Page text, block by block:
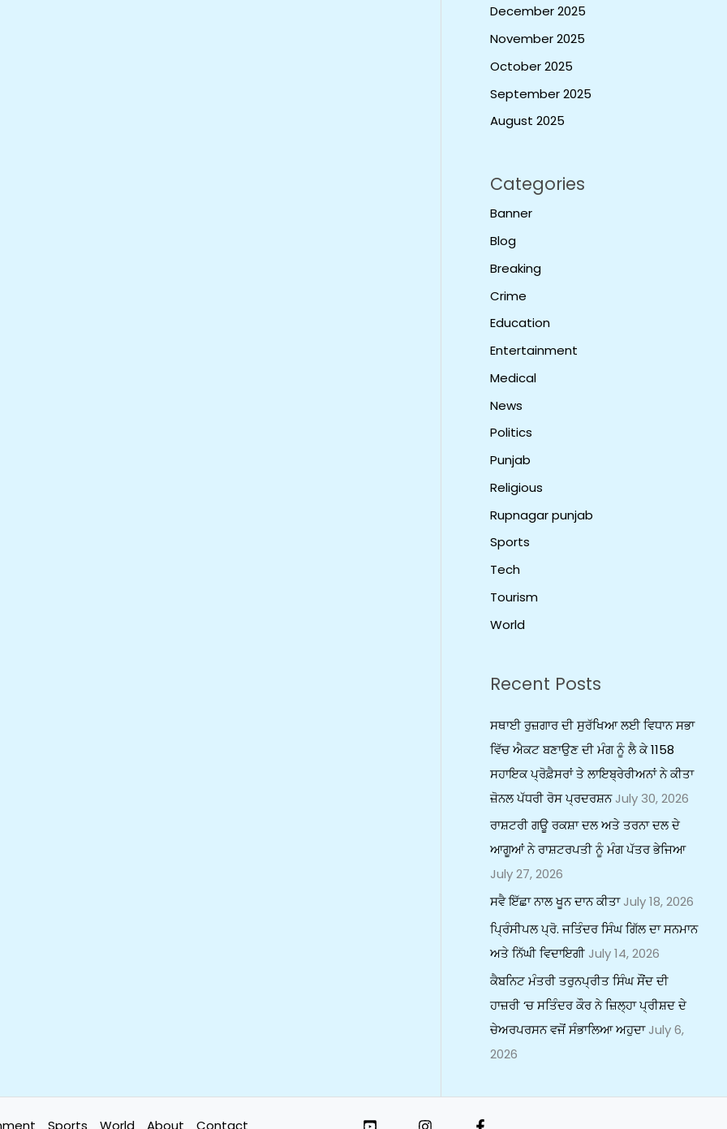
December 2025
November 2025
October 2025
September 2025
August 2025
Categories
Banner
Blog
Breaking
Crime
Education
Entertainment
Medical
News
Politics
Punjab
Religious
Rupnagar punjab
Sports
Tech
Tourism
World
Recent Posts
ਸਥਾਈ ਰੁਜ਼ਗਾਰ ਦੀ ਸੁਰੱਖਿਆ ਲਈ ਵਿਧਾਨ ਸਭਾ
ਵਿੱਚ ਐਕਟ ਬਣਾਉਣ ਦੀ ਮੰਗ ਨੂੰ ਲੈ ਕੇ 1158
ਸਹਾਇਕ ਪ੍ਰੋਫ਼ੈਸਰਾਂ ਤੇ ਲਾਇਬ੍ਰੇਰੀਅਨਾਂ ਨੇ ਕੀਤਾ
ਜ਼ੋਨਲ ਪੱਧਰੀ ਰੋਸ ਪ੍ਰਦਰਸ਼ਨ July 30, 2026
ਰਾਸ਼ਟਰੀ ਗਊ ਰਕਸ਼ਾ ਦਲ ਅਤੇ ਤਰਨਾ ਦਲ ਦੇ
ਆਗੂਆਂ ਨੇ ਰਾਸ਼ਟਰਪਤੀ ਨੂੰ ਮੰਗ ਪੱਤਰ ਭੇਜਿਆ
July 27, 2026
ਸਵੈ ਇੱਛਾ ਨਾਲ ਖੂਨ ਦਾਨ ਕੀਤਾ July 18, 2026
ਪ੍ਰਿੰਸੀਪਲ ਪ੍ਰੋ. ਜਤਿੰਦਰ ਸਿੰਘ ਗਿੱਲ ਦਾ ਸਨਮਾਨ
ਅਤੇ ਨਿੱਘੀ ਵਿਦਾਇਗੀ July 14, 2026
ਕੈਬਨਿਟ ਮੰਤਰੀ ਤਰੁਨਪ੍ਰੀਤ ਸਿੰਘ ਸੌਂਦ ਦੀ
ਹਾਜ਼ਰੀ ‘ਚ ਸਤਿੰਦਰ ਕੌਰ ਨੇ ਜ਼ਿਲ੍ਹਾ ਪ੍ਰੀਸ਼ਦ ਦੇ
ਚੇਅਰਪਰਸਨ ਵਜੋਂ ਸੰਭਾਲਿਆ ਅਹੁਦਾ July 6,
2026
Sports World About Contact